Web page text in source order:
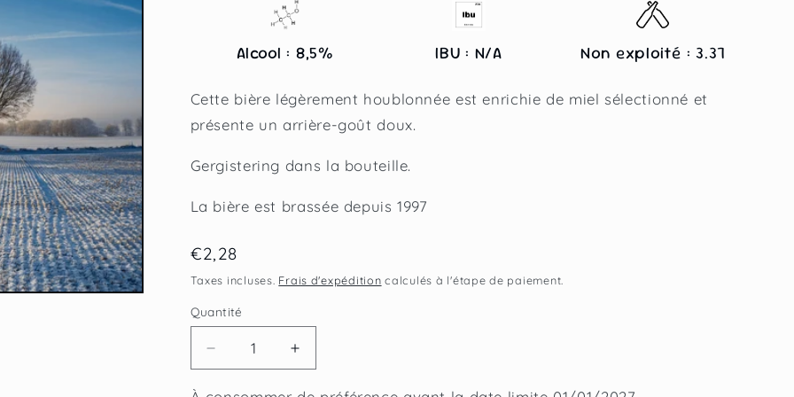
Alcool : 8,5% IBU : N/A Non exploité : 3.37
Cette bière légèrement houblonnée est enrichie de miel sélectionné et
présente un arrière-goût doux.
Gergistering dans la bouteille.
La bière est brassée depuis 1997
Prix
habituel
€2,28
Taxes incluses. Frais d'expédition calculés à l'étape de paiement.
Quantité
Réduire
la
Augmenter
la